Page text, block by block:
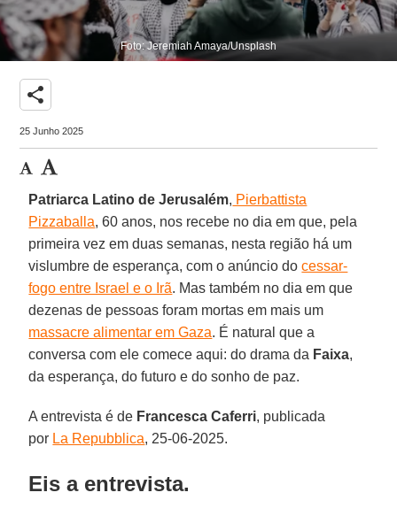
Foto: Jeremiah Amaya/Unsplash
share
25 Junho 2025
Patriarca Latino de Jerusalém, Pierbattista
Pizzaballa, 60 anos, nos recebe no dia em que, pela
primeira vez em duas semanas, nesta região há um
vislumbre de esperança, com o anúncio docessar-
fogo entre Israel e o Irã. Mas também no dia em que
dezenas de pessoas foram mortas em mais um
massacre alimentar em Gaza. É natural que a
conversa com ele comece aqui: do drama da Faixa,
da esperança, do futuro e do sonho de paz.
A entrevista é de Francesca Caferri, publicada
por La Repubblica, 25-06-2025.
Eis a entrevista.